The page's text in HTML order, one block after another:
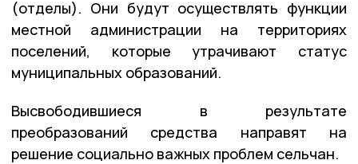
(отделы). Они будут осуществлять функции
местной администрации на территориях
поселений, которые утрачивают статус
муниципальных образований.
Высвободившиеся в результате
преобразований средства направят на
решение социально важных проблем сельчан.